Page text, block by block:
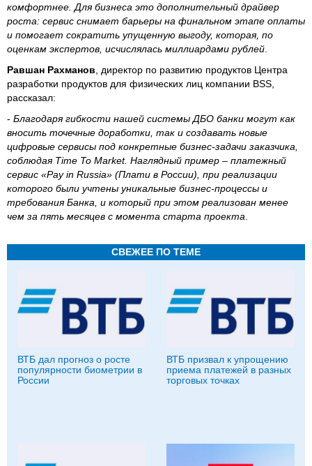
комфортнее. Для бизнеса это дополнительный драйвер
роста: сервис снимает барьеры на финальном этапе оплаты
и помогает сократить упущенную выгоду, которая, по
оценкам экспертов, исчислялась миллиардами рублей
Равшан Рахманов , директор по развитию продуктов Центра
разработки продуктов для физических лиц компании BSS,
рассказал:
- Благодаря гибкости нашей системы ДБО банки могут как
вносить точечные доработки, так и создавать новые
цифровые сервисы под конкретные бизнес-задачи заказчика,
соблюдая Time To Market. Наглядный пример – платежный
сервис «Pay in Russia» (Плати в России), при реализации
которого были учтены уникальные бизнес-процессы и
требования Банка, и который при этом реализован менее
чем за пять месяцев с момента старта проекта
СВЕЖЕЕ ПО ТЕМЕ
ВТБ дал прогноз о росте
популярности биометрии в
России
ВТБ призвал к упрощению
приема платежей в разных
торговых точках